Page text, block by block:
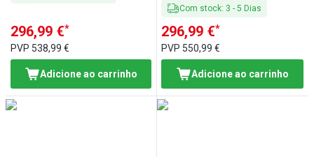
296,99 €*
PVP 538,99 €
Adicione ao carrinho
Com stock: 3 -5 Dias
296,99 €*
PVP 550,99 €
Adicione ao carrinho